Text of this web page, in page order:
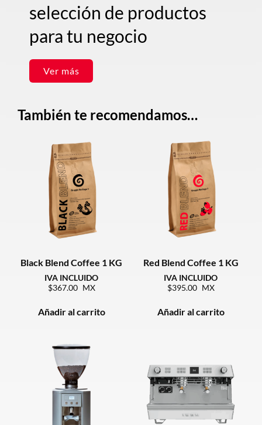
selección de productos
para tu negocio
Ver más
También te recomendamos…
Black Blend Coffee 1 KG
367.00
Añadir al carrito
Red Blend Coffee 1 KG
395.00
Añadir al carrito